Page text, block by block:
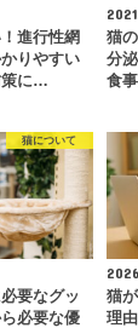
進行性網
りやすい
策に…
猫
分
食
猫について
要なグッ
必要な優
猫
理